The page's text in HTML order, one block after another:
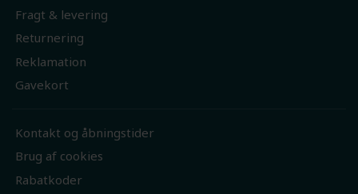
Fragt & levering
Returnering
Reklamation
Gavekort
Kontakt og åbningstider
Brug af cookies
Rabatkoder